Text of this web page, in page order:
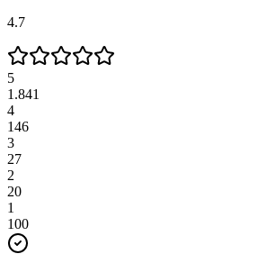
4.7
5
1.841
4
146
3
27
2
20
1
100